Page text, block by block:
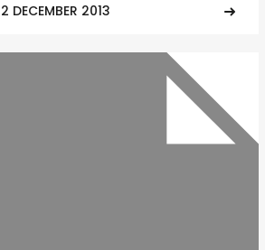
2 DECEMBER 2013